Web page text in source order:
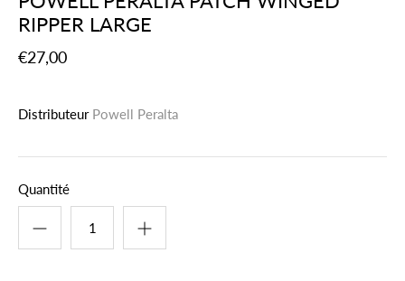
RIPPER LARGE
€27,00
Distributeur Powell Peralta
Quantité